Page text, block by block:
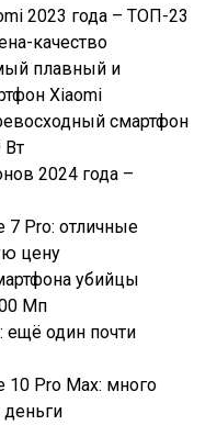
2023 года – ТОП-23
качество
плавный и
Xiaomi
смартфон
Вт
2024 года –
7 Pro: отличные
цену
убийцы
Мп
ещё один почти
10 Pro Max: много